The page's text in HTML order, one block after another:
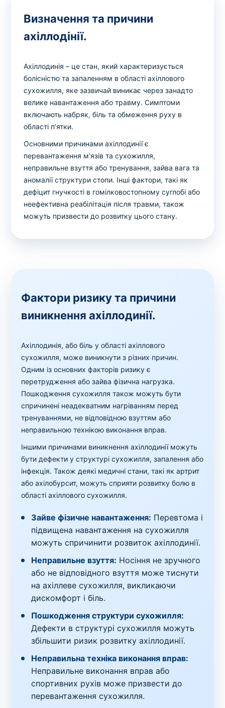
Визначення та причини
ахіллодінії.
Ахіллодинія – це стан, який характеризується
болісністю та запаленням в області ахіллового
сухожилля, яке зазвичай виникає через занадто
велике навантаження або травму. Симптоми
включають набряк, біль та обмеження руху в
області п’ятки.
Основними причинами ахіллодинії є
перевантаження м’язів та сухожилля,
неправильне взуття або тренування, зайва вага та
аномалії структури стопи. Інші фактори, такі як
дефіцит гнучкості в гомілковостопному суглобі або
неефективна реабілітація після травми, також
можуть призвести до розвитку цього стану.
Фактори ризику та причини
виникнення ахіллодинії.
Ахіллодинія, або біль у області ахіллового
сухожилля, може виникнути з різних причин.
Одним із основних факторів ризику є
перетрудження або зайва фізична нагрузка.
Пошкодження сухожилля також можуть бути
спричинені неадекватним нагріванням перед
тренуваннями, не відповідною взуттям або
неправильною технікою виконання вправ.
Іншими причинами виникнення ахіллодинії можуть
бути дефекти у структурі сухожилля, запалення або
інфекція. Також деякі медичні стани, такі як артрит
або ахілобурсит, можуть сприяти розвитку болю в
області ахіллового сухожилля.
Зайве фізичне навантаження: Перевтома і
підвищена навантаження на сухожилля
можуть спричинити розвиток ахіллодинії.
Неправильне взуття: Носіння не зручного
або не відповідного взуття може тиснути
на ахіллеве сухожилля, викликаючи
дискомфорт і біль.
Пошкодження структури сухожилля:
Дефекти в структурі сухожилля можуть
збільшити ризик розвитку ахіллодинії.
Неправильна техніка виконання вправ:
Неправильне виконання вправ або
спортивних рухів може призвести до
перевантаження сухожилля.